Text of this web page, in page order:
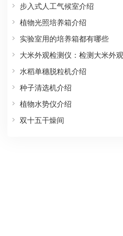
步入式人工气候室介绍
植物光照培养箱介绍
实验室用的培养箱都有哪些
大米外观检测仪：检测大米外
水稻单穗脱粒机介绍
种子清选机介绍
植物水势仪介绍
双十五干燥间